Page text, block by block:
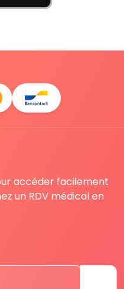
accéder facilement
un RDV médical en